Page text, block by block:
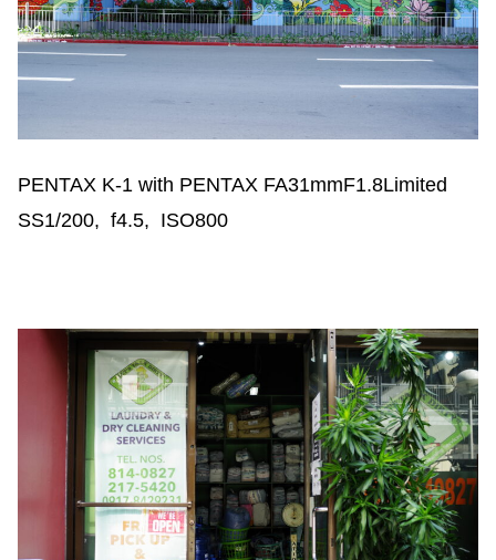
PENTAX K-1 with PENTAX FA31mmF1.8Limited
SS1/200, f4.5, ISO800